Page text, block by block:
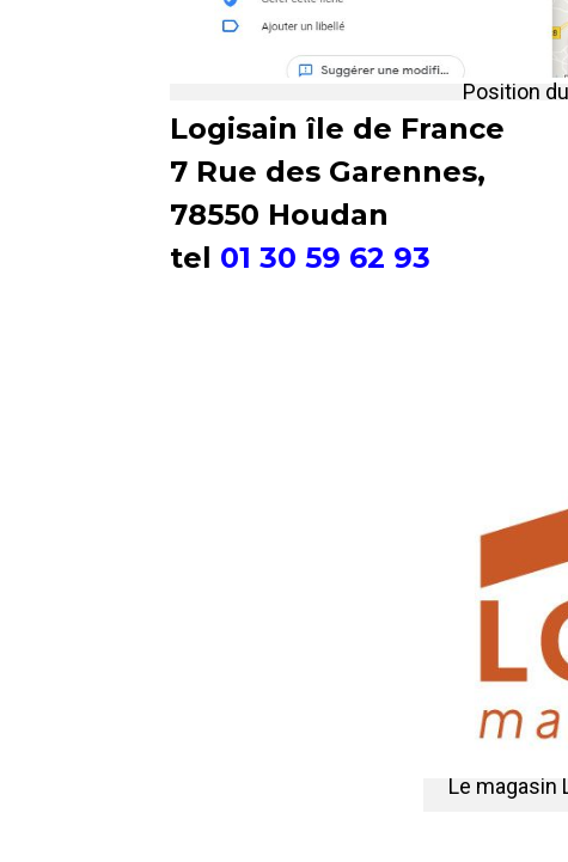
Position
Logisain île de France
7 Rue des Garennes,
78550 Houdan
tel 01 30 59 62 93
Le magasin